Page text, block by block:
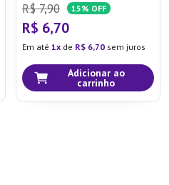
R$ 7,90 15% OFF
R$ 6,70
Em até 1 de R$ 6,70 sem juros
Adicionar ao
carrinho